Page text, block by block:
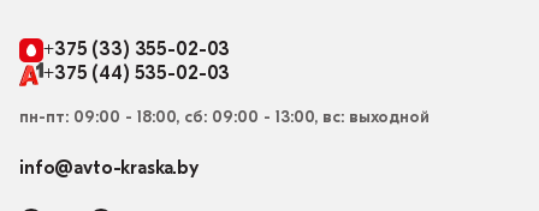
+375 (33) 355-02-03
+375 (44) 535-02-03
пн-пт: 09:00 - 18:00, сб: 09:00 - 13:00, вс: выходной
info@avto-kraska.by